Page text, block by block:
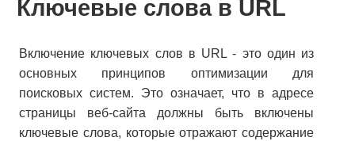
Ключевые слова в URL
Включение ключевых слов в URL - это один из
основных принципов оптимизации для
поисковых систем. Это означает, что в адресе
страницы веб-сайта должны быть включены
ключевые слова, которые отражают содержание